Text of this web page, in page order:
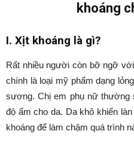
khoáng
I. Xịt khoáng là gì?
Rất nhiều người còn bỡ ngỡ với
chính là loại mỹ phẩm dạng
sương. Chị em phụ nữ thường
độ ẩm cho da. Da khô khiến
khoáng để làm chậm quá trình